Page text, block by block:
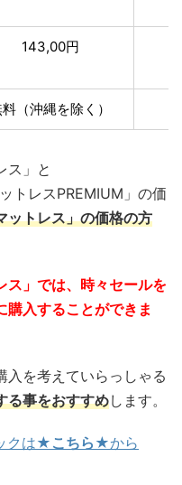
143,00円
（沖縄を除く）
ス」と
トレスPREMIUM」の価
ットレス」の価格の方
ス」では、時々セールを
購入することができま
入を考えていらっしゃる
る事をおすすめします。
クは★ こちら★から